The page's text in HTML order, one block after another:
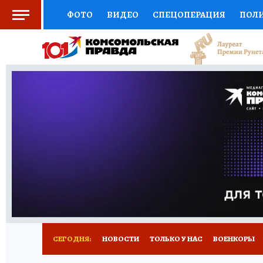
ФОТО ВИДЕО СПЕЦОПЕРАЦИЯ
СОЦПОДДЕРЖКА НАУКА СПОРТ
ВЫБОР ЭКСПЕРТОВ ДОКТОР
ПРОГНОЗЫ НА СПОРТ
НОВОЕ
СЕГОДНЯ: НОВОСТИ ТОЛЬКО У НАС ВОЕНКОРЫ